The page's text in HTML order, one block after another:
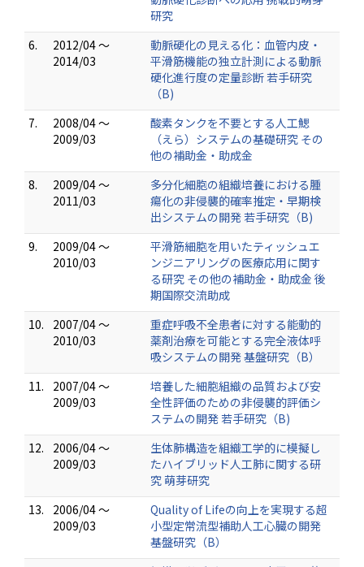
研究
6.
2012/04 ～
2014/03
動脈硬化の見える化：血管内皮・
平滑筋機能の独立計測による動脈
硬化進行度の定量診断 若手研究
（B)
7.
2008/04 ～
2009/03
酸素タンクを不要とする人工鰓
（えら）システムの基礎研究 その
他の補助金・助成金
8.
2009/04 ～
2011/03
多分化細胞の組織培養における腫
瘍化の非侵襲的確率推定・早期検
出システムの開発 若手研究（B)
9.
2009/04 ～
2010/03
平滑筋細胞を用いたティッシュエ
ンジニアリングの医療応用に関す
る研究 その他の補助金・助成金 後
期国際交流助成
10.
2007/04 ～
2010/03
重症呼吸不全患者に対する能動的
薬剤治療を可能とする完全液体呼
吸システムの開発 基盤研究（B）
11.
2007/04 ～
2009/03
培養した細胞組織の品質および安
全性評価のための非侵襲的評価シ
ステムの開発 若手研究（B)
12.
2006/04 ～
2009/03
生体肺構造を組織工学的に模擬し
たハイブリッド人工肺に関する研
究 萌芽研究
13.
2006/04 ～
2009/03
Quality of Lifeの向上を実現する超
小型定常流型補助人工心臓の開発
基盤研究（B）